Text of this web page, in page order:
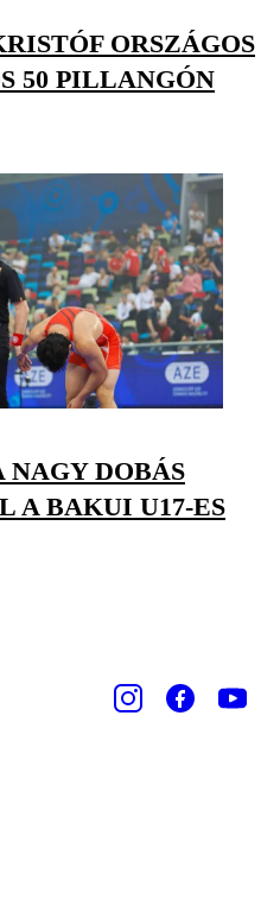
ORSZÁGOS
50 PILLANGÓN
DOBÁS
A BAKUI U17-ES